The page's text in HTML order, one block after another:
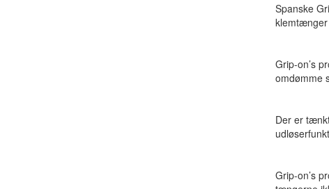
Spanske
Grip-on’s
omdømme
Der er
Grip-on’s